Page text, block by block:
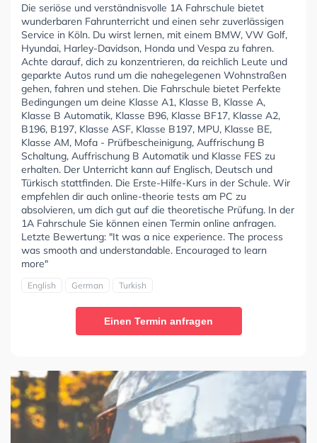
Die seriöse und verständnisvolle 1A Fahrschule bietet
wunderbaren Fahrunterricht und einen sehr zuverlässigen
Service in Köln. Du wirst lernen, mit einem BMW, VW Golf,
Hyundai, Harley-Davidson, Honda und Vespa zu fahren.
Achte darauf, dich zu konzentrieren, da reichlich Leute und
geparkte Autos rund um die nahegelegenen Wohnstraßen
gehen, fahren und stehen. Die Fahrschule bietet Perfekte
Bedingungen um deine Klasse A1, Klasse B, Klasse A,
Klasse B Automatik, Klasse B96, Klasse BF17, Klasse A2,
B196, B197, Klasse ASF, Klasse B197, MPU, Klasse BE,
Klasse AM, Mofa - Prüfbescheinigung, Auffrischung B
Schaltung, Auffrischung B Automatik und Klasse FES zu
erhalten. Der Unterricht kann auf Englisch, Deutsch und
Türkisch stattfinden. Die Erste-Hilfe-Kurs in der Schule. Wir
empfehlen dir auch online-theorie tests am PC zu
absolvieren, um dich gut auf die theoretische Prüfung. In der
1A Fahrschule Sie können einen Termin online anfragen.
Letzte Bewertung: "It was a nice experience. The process
was smooth and understandable. Encouraged to learn
more"
English German Turkish
Einen Termin anfragen